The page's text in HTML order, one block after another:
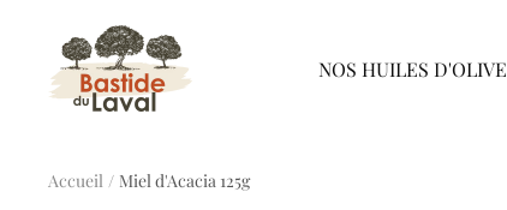
contenu
NOS HUILES D'OLIVE
Bastide
du
Laval
Accueil Miel d'Acacia 125g